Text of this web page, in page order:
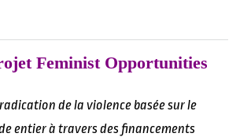
Feminist Opportunities
de la violence basée sur le
entier à travers des financements